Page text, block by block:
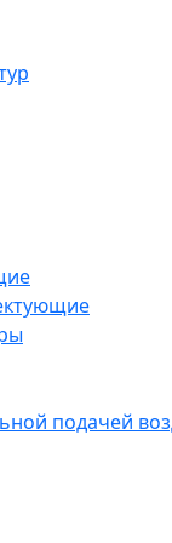
подачей